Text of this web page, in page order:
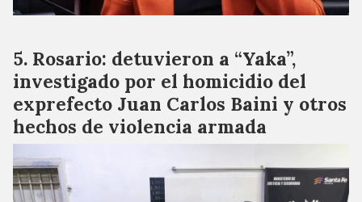
Rosario: detuvieron a “Yaka”,
investigado por el homicidio del
exprefecto Juan Carlos Baini y otros
hechos de violencia armada